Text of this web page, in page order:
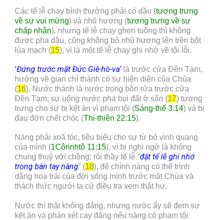
Các tế lễ chay bình thường phải có dầu (tượng trưng
về sự vui mừng) và nhũ hương (tượng trưng về sự
chấp nhận), nhưng tế lễ chay ghen tuông thì không
được pha dầu, cũng không bỏ nhũ hương lên trên bột
lúa mạch (15), vì là một tế lễ chay ghi nhớ về tội lỗi.
‘Đứng trước mặt Đức Giê-hô-va’ là trước cửa Đền Tạm,
hướng về gian chí thánh có sự hiện diện của Chúa
(16). Nước thánh là nước trong bồn rửa trước cửa
Đền Tạm; sự uống nước pha bụi đất ở sân (17) tượng
trưng cho sự bị kết án vì phạm tội (Sáng-thế 3:14) và bị
đau đớn chết chóc (Thi-thiên 22:15).
Nàng phải xoã tóc, tiêu biểu cho sự từ bỏ vinh quang
của mình (1Côrinhtô 11:15), vì bị nghi ngờ là không
chung thuỷ với chồng; rồi thầy tế lễ “đặt tế lễ ghi nhớ
trong bàn tay nàng” (18), để chính nàng có thể trình
dâng hoa trái của đời sống mình trước mặt Chúa và
thách thức người ta cứ điều tra xem thật hư.
Nước thì thật không đắng, nhưng nước ấy sẽ đem sự
kết án và phán xét cay đắng nếu nàng có phạm tội